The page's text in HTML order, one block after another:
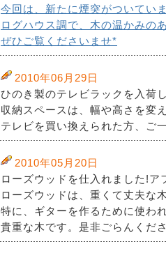
今回は、新たに煙突がついてい
ログハウス調で、木の温かみの
ぜひご覧くださいませ*
2010年06月29日
ひのき製のテレビラックを入荷
収納スペースは、幅や高さを変
テレビを買い換えられた方、ご
2010年05月20日
ローズウッドを仕入れました!
ローズウッドは、重くて丈夫な
特に、ギターを作るために使わ
貴重な木です。是非ごらんくだ